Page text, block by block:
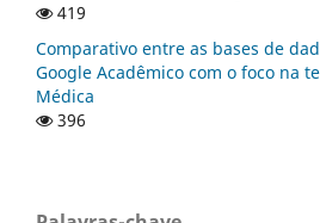
419
Comparativo entre as bases de
Google Acadêmico com o foco na
Médica
396